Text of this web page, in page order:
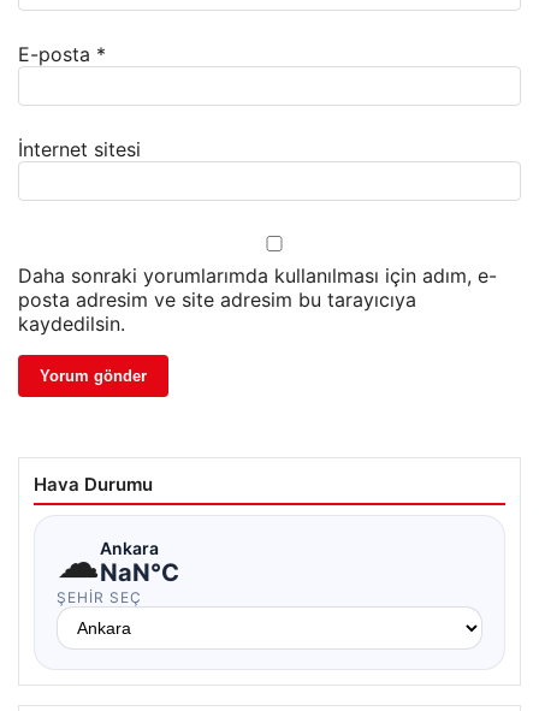
E-posta *
İnternet sitesi
Daha sonraki yorumlarımda kullanılması için adım, e-
posta adresim ve site adresim bu tarayıcıya
kaydedilsin.
Hava Durumu
☁Ankara
NaN°C
ŞEHIR SEÇ